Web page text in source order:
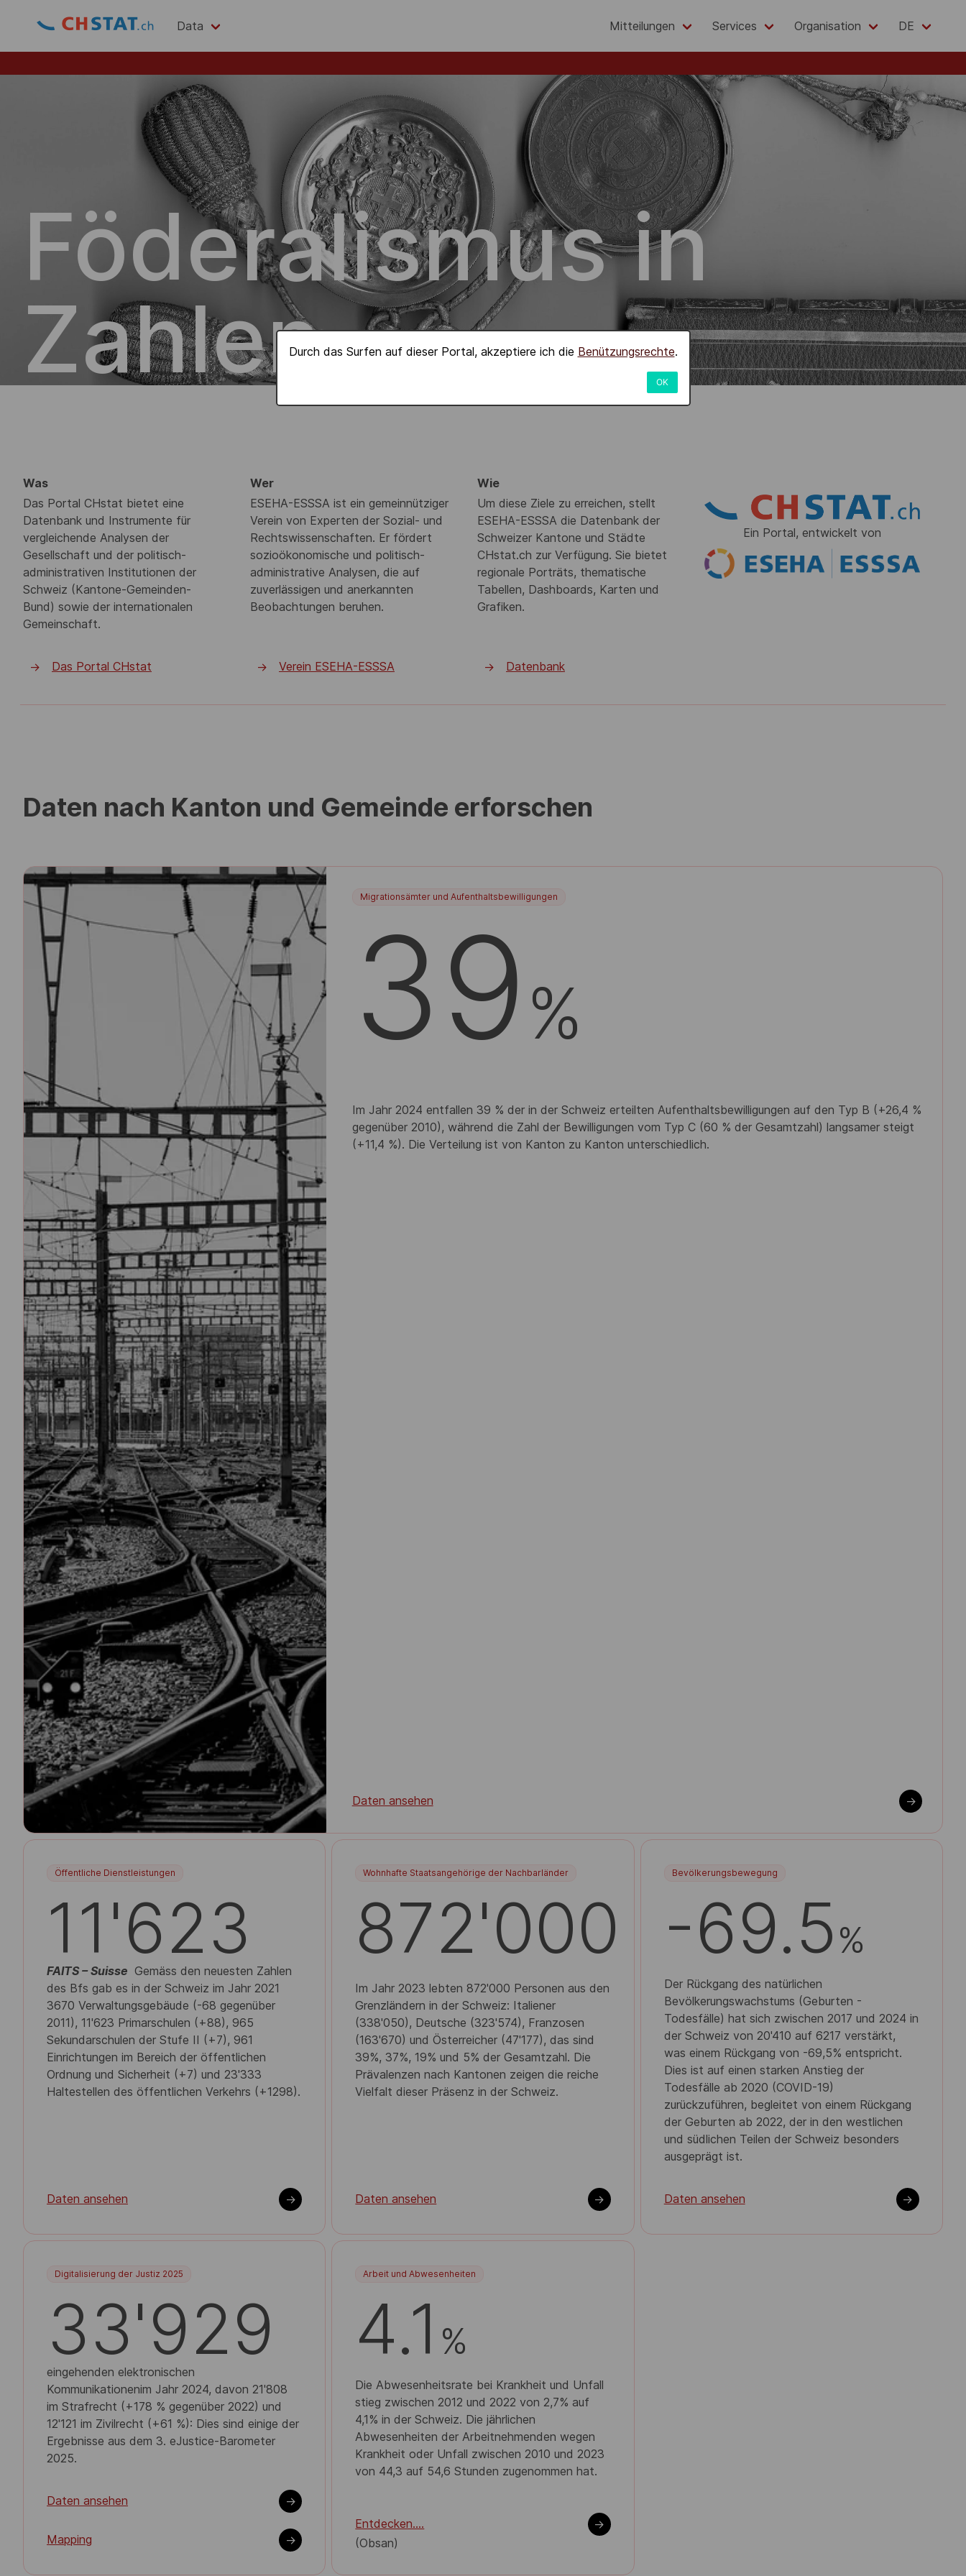
Data Mitteilungen Services Organisation DE
Föderalismus in
Zahlen
Was
Das Portal CHstat bietet eine
Datenbank und Instrumente für
vergleichende Analysen der
Gesellschaft und der politisch-
administrativen Institutionen der
Schweiz (Kantone-Gemeinden-
Bund) sowie der internationalen
Gemeinschaft.
Das Portal CHstat
->
Wer
ESEHA-ESSSA ist ein gemeinnütziger
Verein von Experten der Sozial- und
Rechtswissenschaften. Er fördert
sozioökonomische und politisch-
administrative Analysen, die auf
zuverlässigen und anerkannten
Beobachtungen beruhen.
Verein ESEHA-ESSSA
->
Wie
Um diese Ziele zu erreichen, stellt
ESEHA-ESSSA die Datenbank der
Schweizer Kantone und Städte
CHstat.ch zur Verfügung. Sie bietet
regionale Porträts, thematische
Tabellen, Dashboards, Karten und
Grafiken.
Datenbank
->
Ein Portal, entwickelt von
Daten nach Kanton und Gemeinde erforschen
Migrationsämter und Aufenthaltsbewilligungen
39%
Im Jahr 2024 entfallen 39 % der in der Schweiz erteilten Aufenthaltsbewilligungen auf den Typ B (+26,4 %
gegenüber 2010), während die Zahl der Bewilligungen vom Typ C (60 % der Gesamtzahl) langsamer steigt
(+11,4 %). Die Verteilung ist von Kanton zu Kanton unterschiedlich.
Daten ansehen ->
Öffentliche Dienstleistungen
11'623
FAITS –Suisse Gemäss den neuesten Zahlen
des Bfs gab es in der Schweiz im Jahr 2021
3670 Verwaltungsgebäude (-68 gegenüber
2011), 11'623 Primarschulen (+88), 965
Sekundarschulen der Stufe II (+7), 961
Einrichtungen im Bereich der öffentlichen
Ordnung und Sicherheit (+7) und 23'333
Haltestellen des öffentlichen Verkehrs (+1298).
Daten ansehen ->
Wohnhafte Staatsangehörige der Nachbarländer
872'000
Im Jahr 2023 lebten 872'000 Personen aus den
Grenzländern in der Schweiz: Italiener
(338'050), Deutsche (323'574), Franzosen
(163'670) und Österreicher (47'177), das sind
39%, 37%, 19% und 5% der Gesamtzahl. Die
Prävalenzen nach Kantonen zeigen die reiche
Vielfalt dieser Präsenz in der Schweiz.
Daten ansehen ->
Bevölkerungsbewegung
-69.5%
Der Rückgang des natürlichen
Bevölkerungswachstums (Geburten -
Todesfälle) hat sich zwischen 2017 und 2024 in
der Schweiz von 20'410 auf 6217 verstärkt,
was einem Rückgang von -69,5% entspricht.
Dies ist auf einen starken Anstieg der
Todesfälle ab 2020 (COVID-19)
zurückzuführen, begleitet von einem Rückgang
der Geburten ab 2022, der in den westlichen
und südlichen Teilen der Schweiz besonders
ausgeprägt ist.
Daten ansehen ->
Digitalisierung der Justiz 2025
33'929
eingehenden elektronischen
Kommunikationenim Jahr 2024, davon 21'808
im Strafrecht (+178 % gegenüber 2022) und
12'121 im Zivilrecht (+61 %): Dies sind einige der
Ergebnisse aus dem 3. eJustice-Barometer
2025.
Daten ansehen ->
Mapping ->
Arbeit und Abwesenheiten
4.1 %
Die Abwesenheitsrate bei Krankheit und Unfall
stieg zwischen 2012 und 2022 von 2,7% auf
4,1% in der Schweiz. Die jährlichen
Abwesenheiten der Arbeitnehmenden wegen
Krankheit oder Unfall zwischen 2010 und 2023
von 44,3 auf 54,6 Stunden zugenommen hat.
Entdecken....
->
(Obsan)
Durch das Surfen auf dieser Portal, akzeptiere ich die Benützungsrechte.
OK